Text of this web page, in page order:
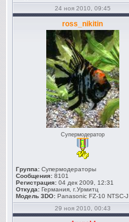
24 ноя 2010, 09:45
ross_nikitin
Супермодератор
Группа: Супермодераторы
Сообщения: 8101
Регистрация: 04 дек 2009, 12:31
Откуда: Германия, г.Урмитц
Модель 3DO: Panasonic FZ-10 NTSC-J
29 ноя 2010, 00:43